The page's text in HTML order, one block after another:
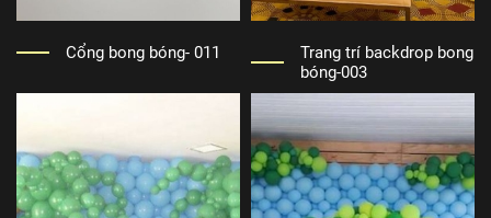
Cổng bong bóng- 011
Trang trí backdrop bong
bóng-003